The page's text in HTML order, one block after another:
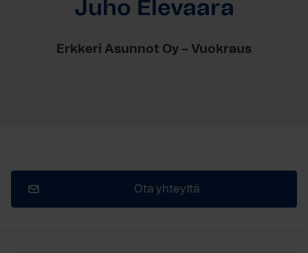
Juho Elevaara
Erkkeri Asunnot Oy – Vuokraus
Ota yhteyttä